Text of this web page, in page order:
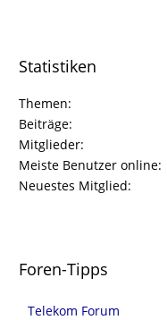
Statistiken
Themen
Beiträge
Mitglieder
Meiste Benutzer online
Neuestes Mitglied
Foren-Tipps
Telekom Forum